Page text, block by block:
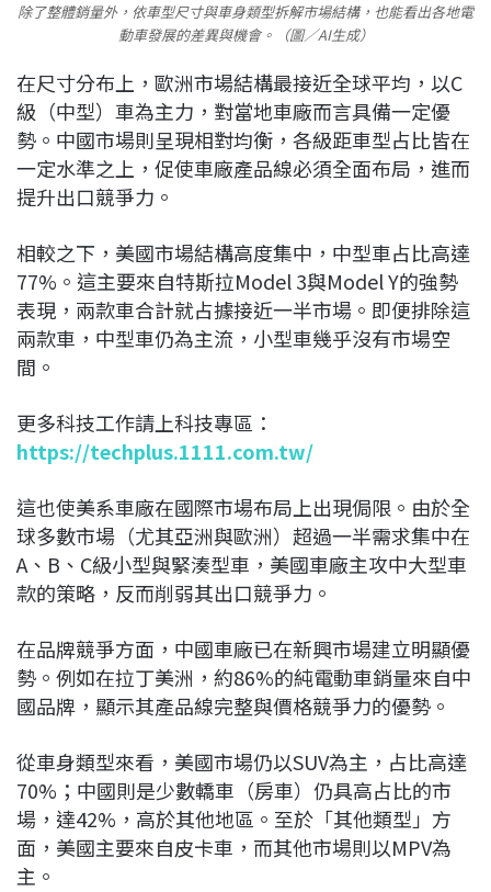
除了整體銷量外，依車型尺寸與車身類型拆解市場結構，也能看出各地電
動車發展的差異與機會。（圖／AI生成）
在尺寸分布上，歐洲市場結構最接近全球平均，以C
級（中型）車為主力，對當地車廠而言具備一定優
勢。中國市場則呈現相對均衡，各級距車型占比皆在
一定水準之上，促使車廠產品線必須全面布局，進而
提升出口競爭力。
相較之下，美國市場結構高度集中，中型車占比高達
77%。這主要來自特斯拉Model 3與Model Y的強勢
表現，兩款車合計就占據接近一半市場。即便排除這
兩款車，中型車仍為主流，小型車幾乎沒有市場空
間。
更多科技工作請上科技專區：
https://techplus.1111.com.tw/
這也使美系車廠在國際市場布局上出現侷限。由於全
球多數市場（尤其亞洲與歐洲）超過一半需求集中在
A、B、C級小型與緊湊型車，美國車廠主攻中大型車
款的策略，反而削弱其出口競爭力。
在品牌競爭方面，中國車廠已在新興市場建立明顯優
勢。例如在拉丁美洲，約86%的純電動車銷量來自中
國品牌，顯示其產品線完整與價格競爭力的優勢。
從車身類型來看，美國市場仍以SUV為主，占比高達
70%；中國則是少數轎車（房車）仍具高占比的市
場，達42%，高於其他地區。至於「其他類型」方
面，美國主要來自皮卡車，而其他市場則以MPV為
主。